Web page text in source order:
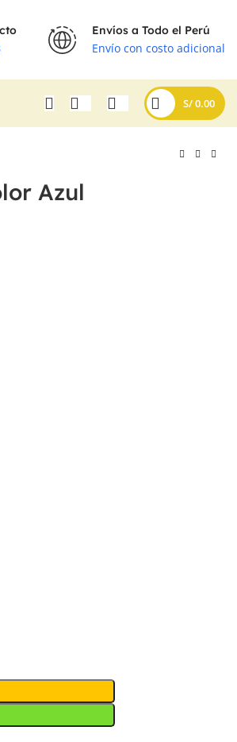
Envíos a Todo el Perú
Envío con costo adicional
S/0.00
Azul